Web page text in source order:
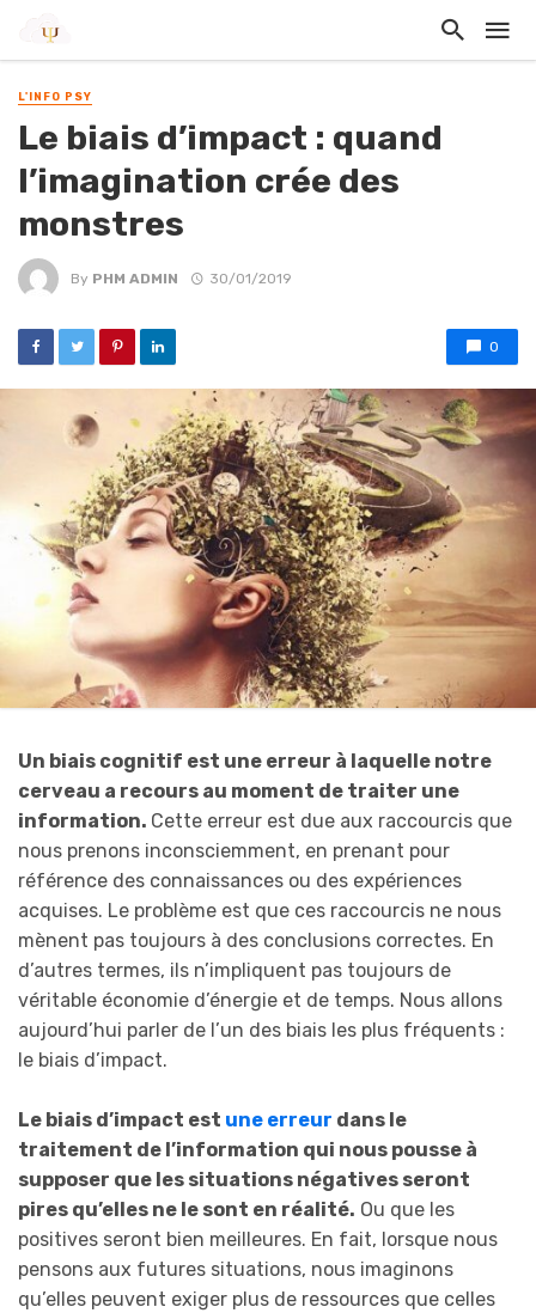
L'INFO PSY
Le biais d’impact : quand
l’imagination crée des
monstres
By PHM ADMIN 30/01/2019
0
Un biais cognitif est une erreur à laquelle notre
cerveau a recours au moment de traiter une
information. Cette erreur est due aux raccourcis que
nous prenons inconsciemment, en prenant pour
référence des connaissances ou des expériences
acquises. Le problème est que ces raccourcis ne nous
mènent pas toujours à des conclusions correctes. En
d’autres termes, ils n’impliquent pas toujours de
véritable économie d’énergie et de temps. Nous allons
aujourd’hui parler de l’un des biais les plus fréquents :
le biais d’impact.
Le biais d’impact est une erreur dans le
traitement de l’information qui nous pousse à
supposer que les situations négatives seront
pires qu’elles ne le sont en réalité. Ou que les
positives seront bien meilleures. En fait, lorsque nous
pensons aux futures situations, nous imaginons
qu’elles peuvent exiger plus de ressources que celles